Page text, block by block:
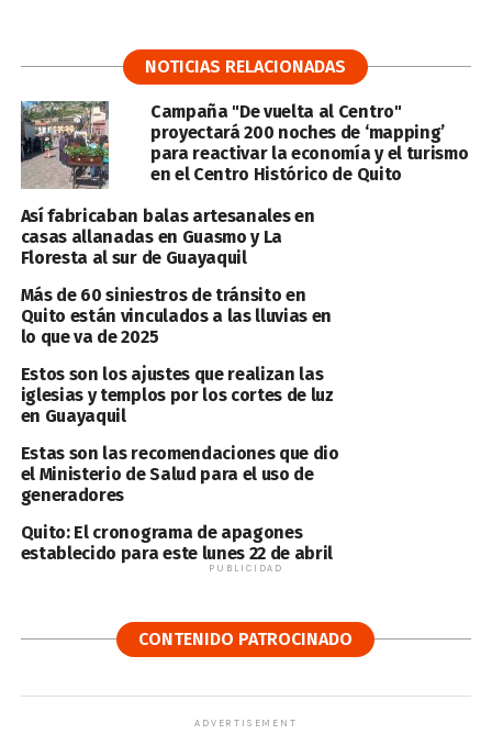
NOTICIAS RELACIONADAS
Campaña "De vuelta al Centro"
proyectará 200 noches de ‘mapping’
para reactivar la economía y el turismo
en el Centro Histórico de Quito
Así fabricaban balas artesanales en
casas allanadas en Guasmo y La
Floresta al sur de Guayaquil
Más de 60 siniestros de tránsito en
Quito están vinculados a las lluvias en
lo que va de 2025
Estos son los ajustes que realizan las
iglesias y templos por los cortes de luz
en Guayaquil
Estas son las recomendaciones que dio
el Ministerio de Salud para el uso de
generadores
Quito: El cronograma de apagones
establecido para este lunes 22 de abril
PUBLICIDAD
CONTENIDO PATROCINADO
ADVERTISEMENT